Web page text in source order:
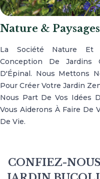
Nature & Paysages
La Société Nature Et
Conception De Jardins
D'Épinal. Nous Mettons
Pour Créer Votre Jardin
Nous Part De Vos Idées
Vous Aiderons À Faire De
De Vie.
CONFIEZ-